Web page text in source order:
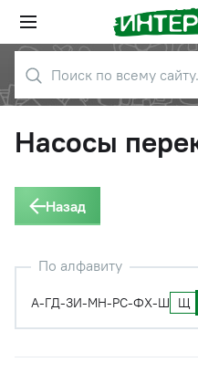
Насосы
Назад
По алфавиту
А-ГД-ЗИ-МН-РС-ФХ-Ш Щ